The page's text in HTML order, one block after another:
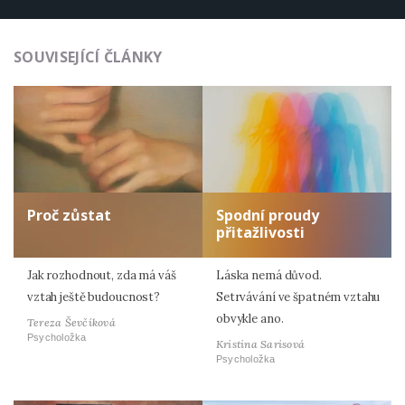
SOUVISEJÍCÍ ČLÁNKY
Proč zůstat
Jak rozhodnout, zda má váš
vztah ještě budoucnost?
Tereza Ševčíková
Psycholožka
Spodní proudy
přitažlivosti
Láska nemá důvod.
Setrvávání ve špatném vztahu
obvykle ano.
Kristina Sarisová
Psycholožka